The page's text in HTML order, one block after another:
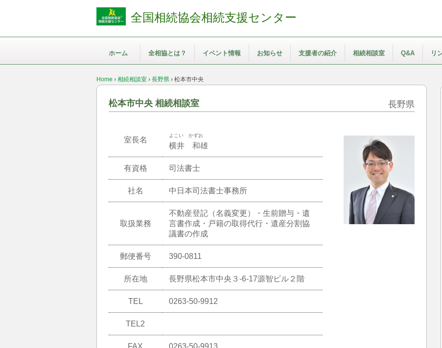
全国相続協会相続支援センター
ホーム 全相協とは？ イベント情報 お知らせ 支援者の紹介 相続相談室 Q&A リ
Home › 相続相談室 › 長野県 › 松本市中央
松本市中央 相続相談室 長野県
室長名
よこい かずお
横井 和雄
有資格 司法書士
社名 中日本司法書士事務所
取扱業務
不動産登記（名義変更）・生前贈与・遺
言書作成・戸籍の取得代行・遺産分割協
議書の作成
郵便番号 390-0811
所在地 長野県松本市中央３-6-17源智ビル２階
TEL 0263-50-9912
TEL2